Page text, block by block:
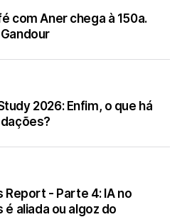
com Aner chega à 150a.
2026: Enfim, o que há
Report - Parte 4: IA no
aliada ou algoz do